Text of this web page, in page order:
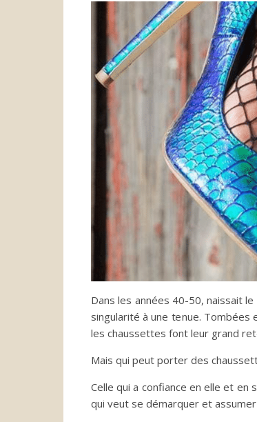
Dans les années 40-50, naissait
singularité à une tenue. Tombées
les chaussettes font leur grand
Mais qui peut porter des
Celle qui a confiance en elle et en
qui veut se démarquer et